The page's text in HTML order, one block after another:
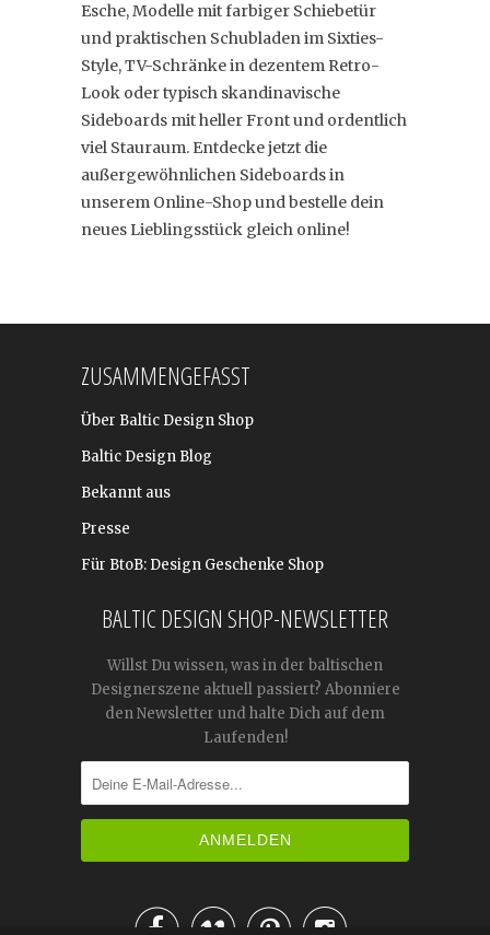
Esche, Modelle mit farbiger Schiebetür
und praktischen Schubladen im Sixties-
Style, TV-Schränke in dezentem Retro-
Look oder typisch skandinavische
Sideboards mit heller Front und ordentlich
viel Stauraum. Entdecke jetzt die
außergewöhnlichen Sideboards in
unserem Online-Shop und bestelle dein
neues Lieblingsstück gleich online!
ZUSAMMENGEFASST
Über Baltic Design Shop
Baltic Design Blog
Bekannt aus
Presse
Für BtoB: Design Geschenke Shop
BALTIC DESIGN SHOP-NEWSLETTER
Willst Du wissen, was in der baltischen
Designerszene aktuell passiert? Abonniere
den Newsletter und halte Dich auf dem
Laufenden!